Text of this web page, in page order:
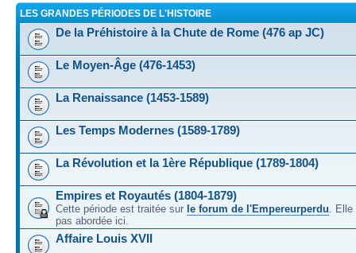
LES GRANDES PÉRIODES DE L'HISTOIRE
De la Préhistoire à la Chute de Rome (476 ap JC)
Le Moyen-Âge (476-1453)
La Renaissance (1453-1589)
Les Temps Modernes (1589-1789)
La Révolution et la 1ère République (1789-1804)
Empires et Royautés (1804-1879)
Cette période est traitée sur le forum de l'Empereurperdu. Elle
pas abordée ici.
Affaire Louis XVII